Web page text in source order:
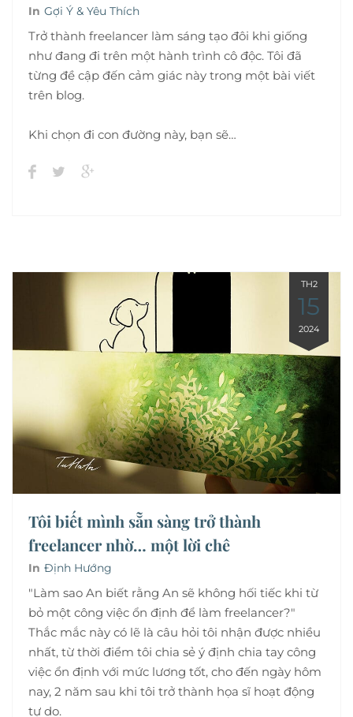
In Gợi Ý & Yêu Thích
Trở thành freelancer làm sáng tạo đôi khi giống
như đang đi trên một hành trình cô độc. Tôi đã
từng đề cập đến cảm giác này trong một bài viết
trên blog.
Khi chọn đi con đường này, bạn sẽ…
TH2
15
2024
Tôi biết mình sẵn sàng trở thành
freelancer nhờ… một lời chê
In Định Hướng
"Làm sao An biết rằng An sẽ không hối tiếc khi từ
bỏ một công việc ổn định để làm freelancer?"
Thắc mắc này có lẽ là câu hỏi tôi nhận được nhiều
nhất, từ thời điểm tôi chia sẻ ý định chia tay công
việc ổn định với mức lương tốt, cho đến ngày hôm
nay, 2 năm sau khi tôi trở thành họa sĩ hoạt động
tự do.